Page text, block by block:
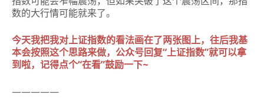
数的大行情可能就来了。
今天我把我对上证指数的看法画在了两张图上，往后我基
本会按照这个思路来做，公众号回复“上证指数”就可以拿
到啦，记得点个“在看”鼓励一下~
—————